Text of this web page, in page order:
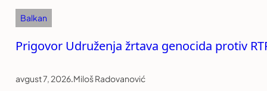
Balkan
Prigovor Udruženja žrtava genocida protiv
avgust 7, 2026.Miloš Radovanović